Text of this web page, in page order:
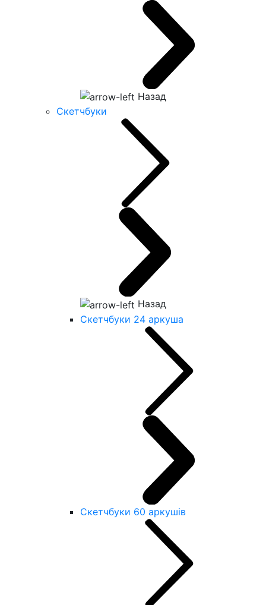
Назад
Скетчбуки
Назад
Скетчбуки 24 аркуша
Скетчбуки 60 аркушів